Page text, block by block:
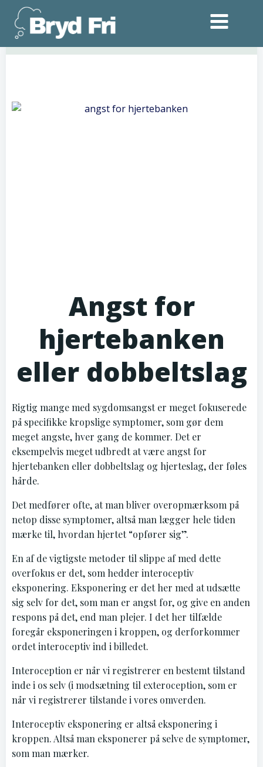
Angst for
hjertebanken
eller dobbeltslag
Rigtig mange med sygdomsangst er meget fokuserede
på specifikke kropslige symptomer, som gør dem
meget angste, hver gang de kommer. Det er
eksempelvis meget udbredt at være angst for
hjertebanken eller dobbeltslag og hjerteslag, der føles
hårde.
Det medfører ofte, at man bliver overopmærksom på
netop disse symptomer, altså man lægger hele tiden
mærke til, hvordan hjertet “opfører sig”.
En af de vigtigste metoder til slippe af med dette
overfokus er det, som hedder interoceptiv
eksponering. Eksponering er det her med at udsætte
sig selv for det, som man er angst for, og give en anden
respons på det, end man plejer. I det her tilfælde
foregår eksponeringen i kroppen, og derforkommer
ordet interoceptiv ind i billedet.
Interoception er når vi registrerer en bestemt tilstand
inde i os selv (i modsætning til exteroception, som er
når vi registrerer tilstande i vores omverden.
Interoceptiv eksponering er altså eksponering i
kroppen. Altså man eksponerer på selve de symptomer,
som man mærker.